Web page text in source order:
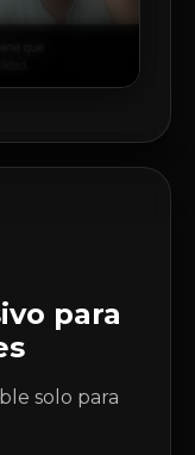
para
solo para